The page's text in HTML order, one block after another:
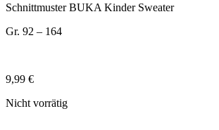
Schnittmuster BUKA Kinder Sweater
Gr. 92 – 164
9,99 €
Nicht vorrätig